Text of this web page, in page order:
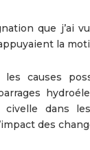
que j’ai
la
causes
dans
des